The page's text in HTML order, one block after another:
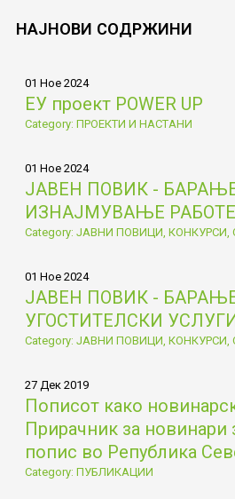
НАЈНОВИ СОДРЖИНИ
01 Ное 2024
ЕУ проект POWER UP
Category: ПРОЕКТИ И НАСТАНИ
01 Ное 2024
ЈАВЕН ПОВИК -
ИЗНАЈМУВАЊЕ
Category: ЈАВНИ ПОВИЦИ, КОНКУРСИ,
01 Ное 2024
ЈАВЕН ПОВИК -
УГОСТИТЕЛСКИ УСЛУГИ
Category: ЈАВНИ ПОВИЦИ, КОНКУРСИ,
27 Дек 2019
Пописот како
Прирачник за новинари
попис во Република
Category: ПУБЛИКАЦИИ